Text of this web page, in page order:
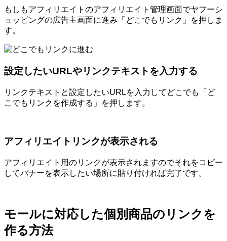
もしもアフィリエイトのアフィリエイト管理画面でヤフーシ
ョッピングの広告主画面に進み「どこでもリンク」を押しま
す。
設定したいURLやリンクテキストを入力する
リンクテキストと設定したいURLを入力してどこでも「ど
こでもリンクを作成する」を押します。
アフィリエイトリンクが表示される
アフィリエイト用のリンクが表示されますのでそれをコピー
してバナーを表示したい場所に貼り付ければ完了です。
モールに対応した個別商品のリンクを
作る方法